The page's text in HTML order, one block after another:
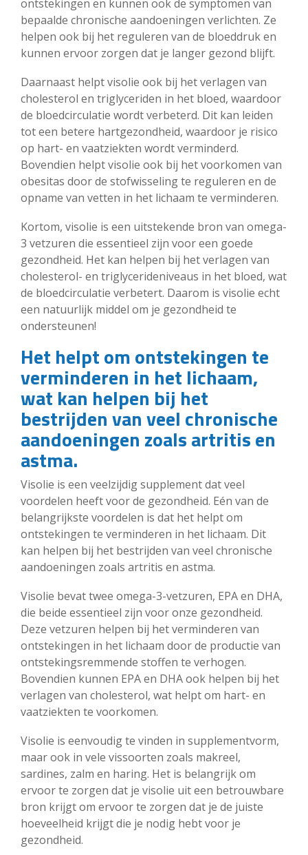
ontstekingen en kunnen ook de symptomen van
bepaalde chronische aandoeningen verlichten. Ze
helpen ook bij het reguleren van de bloeddruk en
kunnen ervoor zorgen dat je langer gezond blijft.
Daarnaast helpt visolie ook bij het verlagen van
cholesterol en triglyceriden in het bloed, waardoor
de bloedcirculatie wordt verbeterd. Dit kan leiden
tot een betere hartgezondheid, waardoor je risico
op hart- en vaatziekten wordt verminderd.
Bovendien helpt visolie ook bij het voorkomen van
obesitas door de stofwisseling te reguleren en de
opname van vetten in het lichaam te verminderen.
Kortom, visolie is een uitstekende bron van omega-
3 vetzuren die essentieel zijn voor een goede
gezondheid. Het kan helpen bij het verlagen van
cholesterol- en triglycerideniveaus in het bloed, wat
de bloedcirculatie verbetert. Daarom is visolie echt
een natuurlijk middel om je gezondheid te
ondersteunen!
Het helpt om ontstekingen te
verminderen in het lichaam,
wat kan helpen bij het
bestrijden van veel chronische
aandoeningen zoals artritis en
astma.
Visolie is een veelzijdig supplement dat veel
voordelen heeft voor de gezondheid. Eén van de
belangrijkste voordelen is dat het helpt om
ontstekingen te verminderen in het lichaam. Dit
kan helpen bij het bestrijden van veel chronische
aandoeningen zoals artritis en astma.
Visolie bevat twee omega-3-vetzuren, EPA en DHA,
die beide essentieel zijn voor onze gezondheid.
Deze vetzuren helpen bij het verminderen van
ontstekingen in het lichaam door de productie van
ontstekingsremmende stoffen te verhogen.
Bovendien kunnen EPA en DHA ook helpen bij het
verlagen van cholesterol, wat helpt om hart- en
vaatziekten te voorkomen.
Visolie is eenvoudig te vinden in supplementvorm,
maar ook in vele vissoorten zoals makreel,
sardines, zalm en haring. Het is belangrijk om
ervoor te zorgen dat je visolie uit een betrouwbare
bron krijgt om ervoor te zorgen dat je de juiste
hoeveelheid krijgt die je nodig hebt voor je
gezondheid.